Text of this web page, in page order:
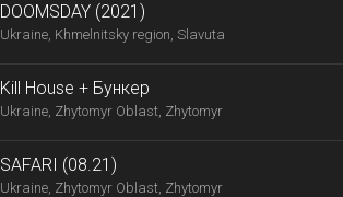
DOOMSDAY (2021)
Ukraine, Khmelnitsky region, Slavuta
Kill House + Бункер
Ukraine, Zhytomyr Oblast, Zhytomyr
SAFARI (08.21)
Ukraine, Zhytomyr Oblast, Zhytomyr